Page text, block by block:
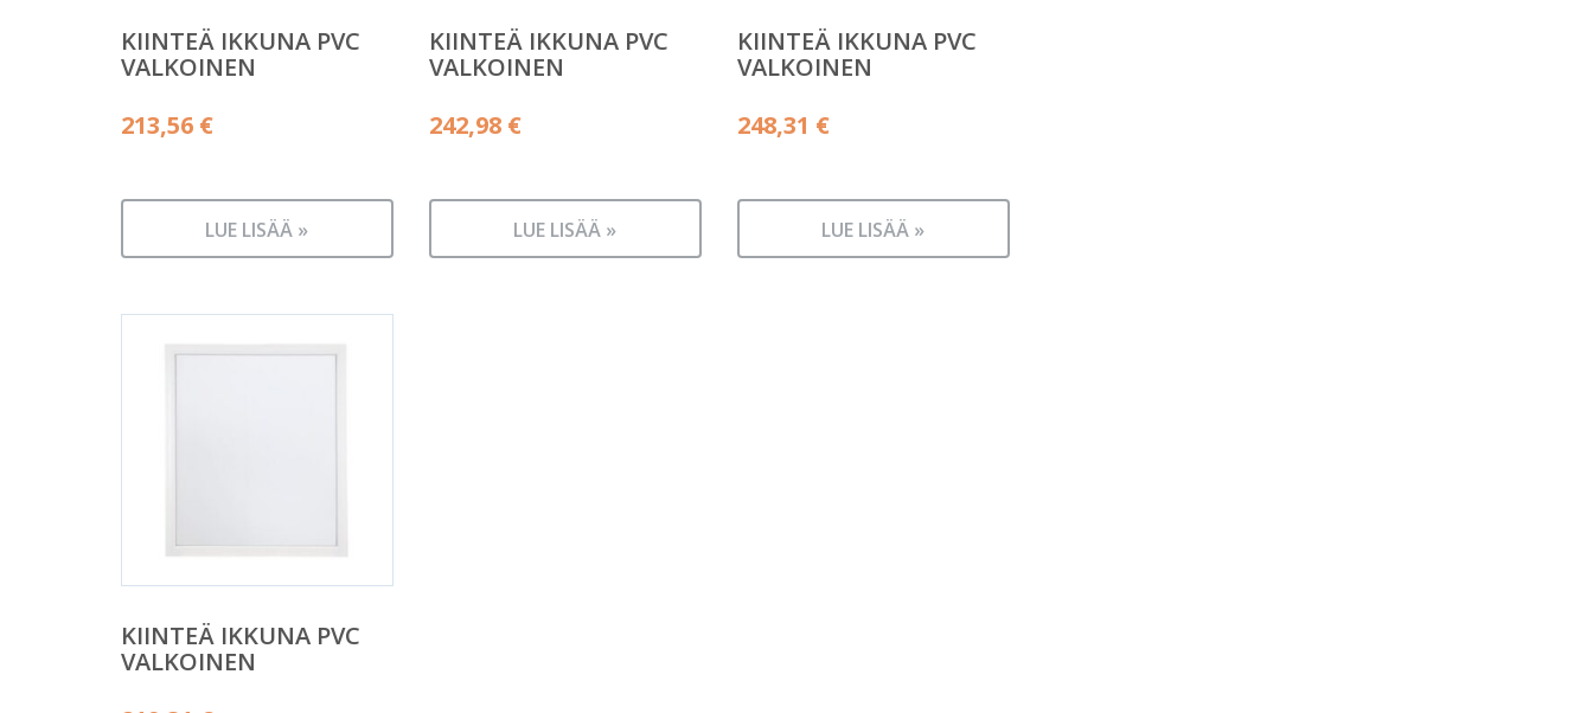
KIINTEÄ IKKUNA PVC
VALKOINEN
213,56 €
LUE LISÄÄ »
KIINTEÄ IKKUNA PVC
VALKOINEN
242,98 €
LUE LISÄÄ »
KIINTEÄ IKKUNA PVC
VALKOINEN
248,31 €
LUE LISÄÄ »
KIINTEÄ IKKUNA PVC
VALKOINEN